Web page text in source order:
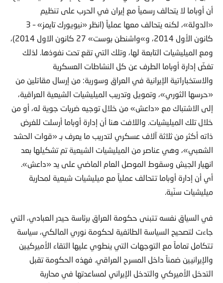
أن أوباما لا يتحالف رسمياً مع إيران في الحرب على تنظيم
«الدولة»، لكنه يتحالف معها عملياً (انظر «نيويورك تايمز» – 3
كانون الأول 2014، و»واشنطن بوست» 27 كانون الاول 2014)،
ومع الميليشيات التابعة لها، وتلك التي تقع تحت نفوذها. لذلك
تغضّ إدارة أوباما الطرف عن كل النشاطات العسكرية
والاستخباراتية الإيرانية في العراق وسورية: من إرسال مقاتلين من
«حرسها الثوري»، وتمويل وتدريب الميليشيات الشيعية العراقية،
إلى الاشتباك مع «داعش» من خلال توجيه ضربات جوية له، أو من
خلال تلك الميليشيات. واللافت هنا أن إدارة أوباما أرسلت للغرض
ذاته أكثر من ثلاثة آلاف عسكري لتدريب ما يعرف بـ «قوات الحشد
الشعبي»، وهي عناصر من الميليشيات الشيعية تم تشكيلها بعد
انهيار الجيش وسقوط الموصل العام الماضي على يد «داعش».
أي أن إدارة أوباما تتحالف عملياً مع ميليشيات شيعية لمحاربة
ميليشيات سنّية.
في السياق نفسه تتبنى حكومة العراق برئاسة حيدر العبادي، التي
جاءت لتصحيح السياسة الطائفية لحكومة نوري المالكي، سياسة
تتكامل تماماً مع التوجهات التي ينطوي عليها التقاء الأميركيين
والإيرانيين ضمناً داخل المسرح العراقي. فهذه الحكومة تقبل
التدخل الأميركي والتدخل الإيراني لمساعدتها في محاربة